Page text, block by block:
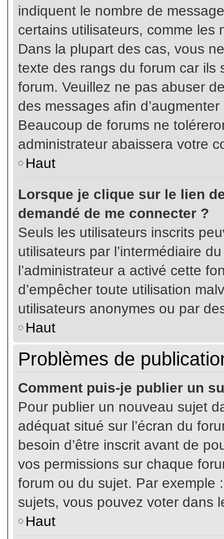
indiquent le nombre de
certains utilisateurs, comme les
Dans la plupart des cas, vous
texte des rangs du forum car ils
forum. Veuillez ne pas abuser
des messages afin
Beaucoup de forums ne
administrateur abaissera votre
Haut
Lorsque je clique sur le lien
demandé de me connecter ?
Seuls les utilisateurs inscrits
utilisateurs par l’intermédiaire
l’administrateur a activé cette
d’empêcher toute utilisation
utilisateurs anonymes ou par
Haut
Problèmes de
Comment puis-je publier un
Pour publier un nouveau sujet
adéquat situé sur l’écran du
besoin d’être inscrit avant de
vos permissions sur chaque
forum ou du sujet. Par exemple
sujets, vous pouvez voter dans
Haut